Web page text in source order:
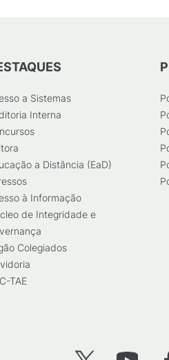
a Sistemas
Interna
a Distância (EaD)
à Informação
de Integridade e
Colegiados
TAE